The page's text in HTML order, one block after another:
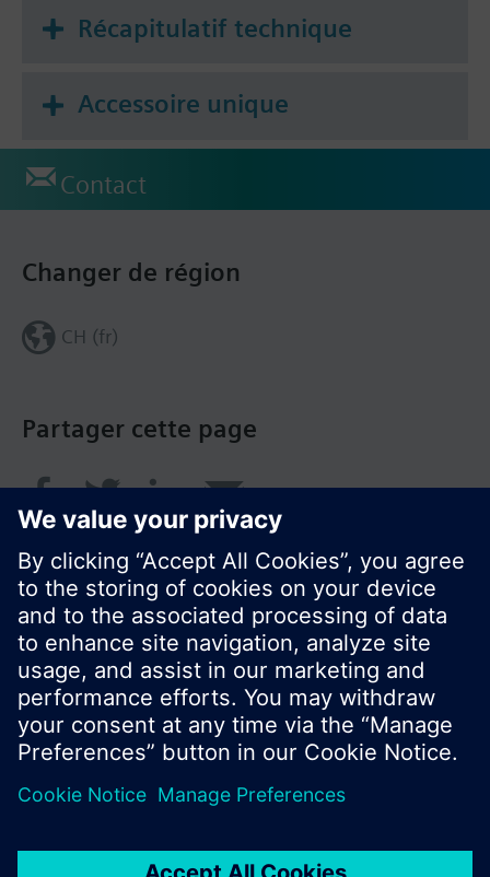
Récapitulatif technique
Accessoire unique
Contact
Partager cette page
Changer de région
CH (fr)
© Siemens Switzerland Ltd. 2018
Le portefeuille des produits peut varier en
Conditions d'utilisation